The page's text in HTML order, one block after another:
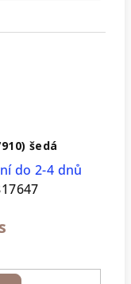
šedá
do 2-4 dnů